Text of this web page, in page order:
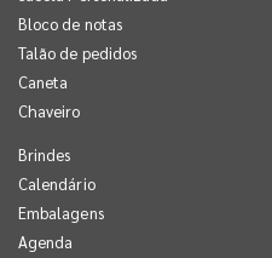
Bloco de notas
Talão de pedidos
Caneta
Chaveiro
Brindes
Calendário
Embalagens
Agenda